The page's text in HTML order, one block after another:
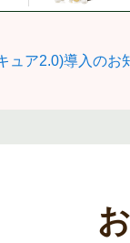
ュア2.0)導入のお